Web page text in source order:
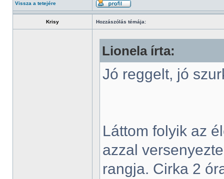
Vissza a tetejére
Krisy Hozzászólás témája:
Lionela írta:
Jó reggelt, jó
Láttom folyik az
azzal
rangja. Cirka 2